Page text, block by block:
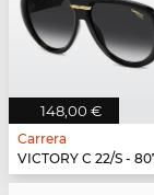
148,00 €
Carrera
VICTORY C 22/S -